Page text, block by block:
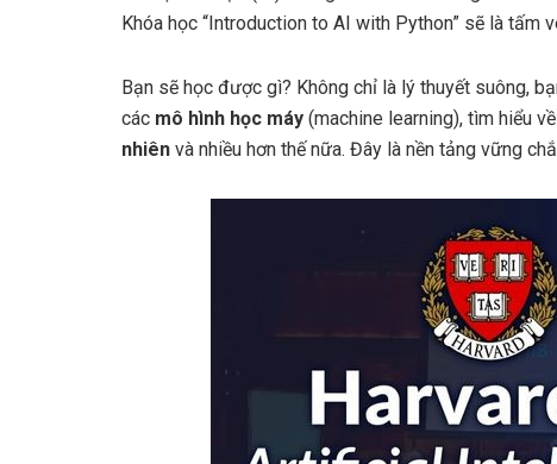
Khóa học “Introduction to AI with Python” sẽ là tấm
Bạn sẽ học được gì? Không chỉ là lý thuyết suông,
các mô hình học máy (machine learning), tìm hiểu về
nhiên và nhiều hơn thế nữa. Đây là nền tảng vững